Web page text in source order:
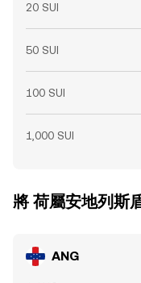
20 SUI
50 SUI
100 SUI
1,000 SUI
將 荷屬安地列斯
ANG